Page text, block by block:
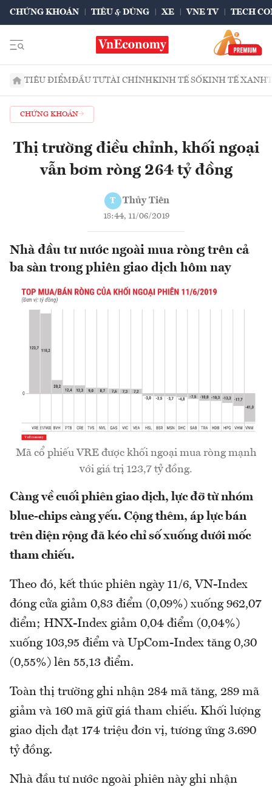
CHỨNG KHOÁN TIÊU & DÙNG XE VNE TV TECH
TIÊU ĐIỂMĐẦU TƯTÀI CHÍNHKINH TẾ SỐKINH TẾ XANH
CHỨNG KHOÁN
Thị trường điều chỉnh, khối ngoại
vẫn bơm ròng 264 tỷ đồng
T Thủy Tiên
18:44, 11/06/2019
Nhà đầu tư nước ngoài mua ròng trên cả
ba sàn trong phiên giao dịch hôm nay
Mã cổ phiếu VRE được khối ngoại mua ròng mạnh
với giá trị 123,7 tỷ đồng.
Càng về cuối phiên giao dịch, lực đỡ từ nhóm
blue-chips càng yếu. Cộng thêm, áp lực bán
trên diện rộng đã kéo chỉ số xuống dưới mốc
tham chiếu.
Theo đó, kết thúc phiên ngày 11/6, VN-Index
đóng cửa giảm 0,83 điểm (0,09%) xuống 962,07
điểm; HNX-Index giảm 0,04 điểm (0,04%)
xuống 103,95 điểm và UpCom-Index tăng 0,30
(0,55%) lên 55,13 điểm.
Toàn thị trường ghi nhận 284 mã tăng, 289 mã
giảm và 160 mã giữ giá tham chiếu. Khối lượng
giao dịch đạt 174 triệu đơn vị, tương ứng 3.690
tỷ đồng.
Nhà đầu tư nước ngoài phiên này ghi nhận